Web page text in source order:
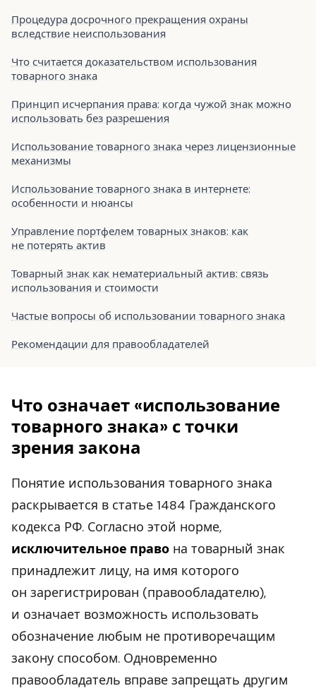
Процедура досрочного прекращения охраны
вследствие неиспользования
Что считается доказательством использования
товарного знака
Принцип исчерпания права: когда чужой знак можно
использовать без разрешения
Использование товарного знака через лицензионные
механизмы
Использование товарного знака в интернете:
особенности и нюансы
Управление портфелем товарных знаков: как
не потерять актив
Товарный знак как нематериальный актив: связь
использования и стоимости
Частые вопросы об использовании товарного знака
Рекомендации для правообладателей
Что означает «использование
товарного знака» с точки
зрения закона
Понятие использования товарного знака
раскрывается в статье 1484 Гражданского
кодекса РФ. Согласно этой норме,
исключительное право на товарный знак
принадлежит лицу, на имя которого
он зарегистрирован (правообладателю),
и означает возможность использовать
обозначение любым не противоречащим
закону способом. Одновременно
правообладатель вправе запрещать другим